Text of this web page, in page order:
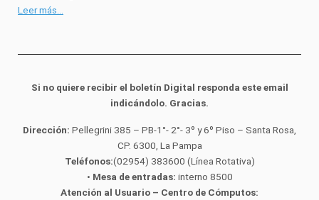
Leer más…
Si no quiere recibir el boletín Digital responda este email
indicándolo. Gracias.
Dirección: Pellegrini 385 – PB-1°- 2°- 3º y 6º Piso – Santa Rosa,
CP. 6300, La Pampa
Teléfonos:(02954) 383600 (Línea Rotativa)
• Mesa de entradas: interno 8500
Atención al Usuario – Centro de Cómputos: